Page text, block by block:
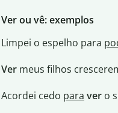
Ver ou vê: exemplos
Limpei o espelho para
Vermeus filhos
Acordei cedo para ver o